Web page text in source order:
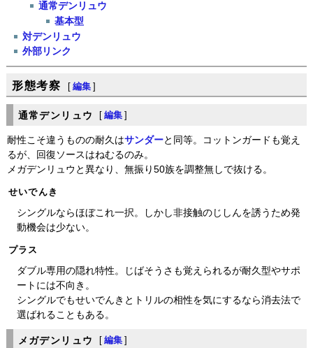
通常デンリュウ
基本型
対デンリュウ
外部リンク
形態考察 [ 編集 ]
通常デンリュウ [ 編集 ]
耐性こそ違うものの耐久はサンダーと同等。コットンガードも覚え
るが、回復ソースはねむるのみ。
メガデンリュウと異なり、無振り50族を調整無しで抜ける。
せいでんき
シングルならほぼこれ一択。しかし非接触のじしんを誘うため発
動機会は少ない。
プラス
ダブル専用の隠れ特性。じばそうさも覚えられるが耐久型やサポ
ートには不向き。
シングルでもせいでんきとトリルの相性を気にするなら消去法で
選ばれることもある。
メガデンリュウ [ 編集 ]